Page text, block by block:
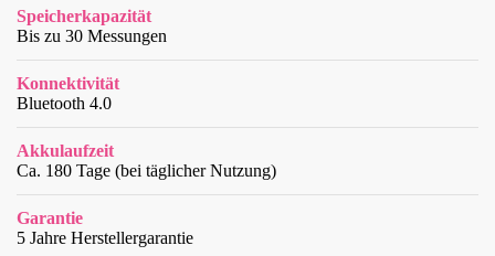
Speicherkapazität
Bis zu 30 Messungen
Konnektivität
Bluetooth 4.0
Akkulaufzeit
Ca. 180 Tage (bei täglicher Nutzung)
Garantie
5 Jahre Herstellergarantie